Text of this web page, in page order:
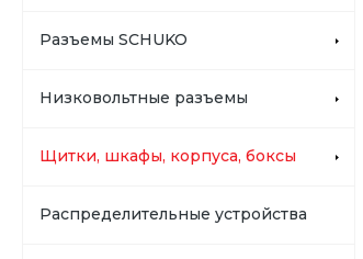
Разъемы SCHUKO
Низковольтные разъемы
Щитки, шкафы, корпуса, боксы
Распределительные устройства